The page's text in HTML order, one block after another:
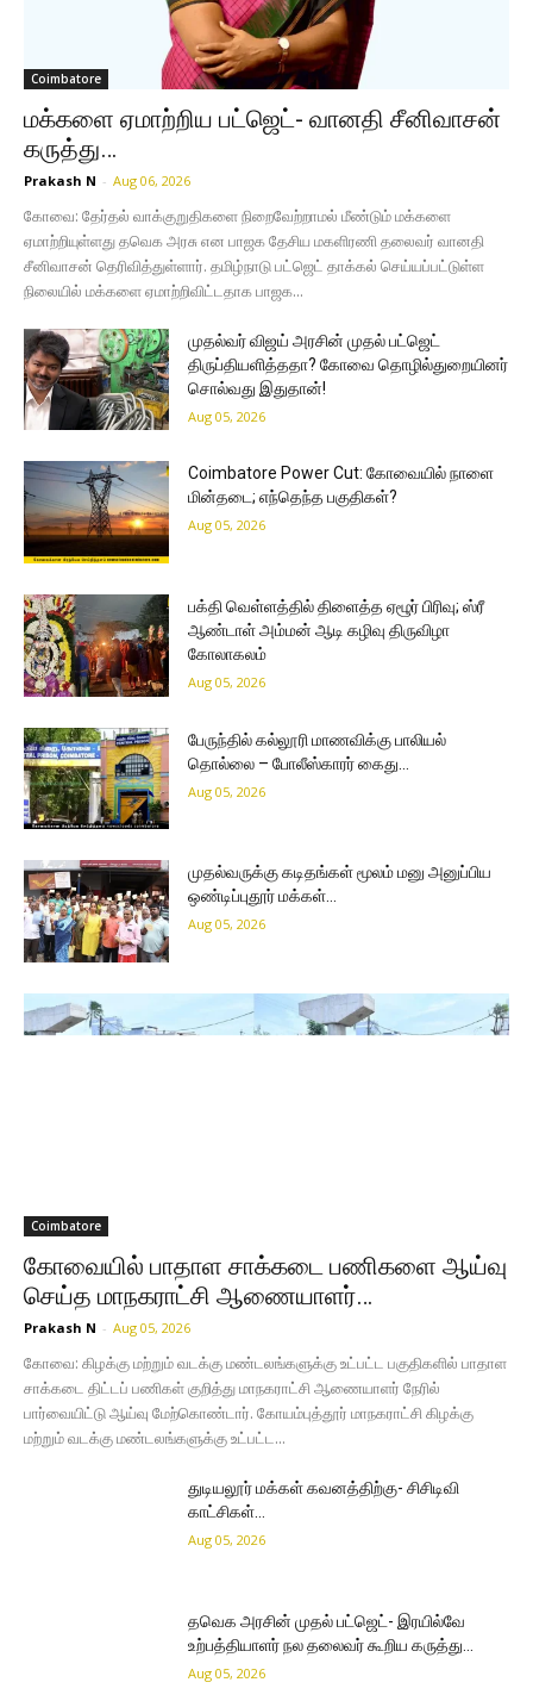
Coimbatore
மக்களை ஏமாற்றிய பட்ஜெட்- வானதி சீனிவாசன்
கருத்து…
Prakash N - Aug 06, 2026
கோவை: தேர்தல் வாக்குறுதிகளை நிறைவேற்றாமல் மீண்டும் மக்களை
ஏமாற்றியுள்ளது தவெக அரசு என பாஜக தேசிய மகளிரணி தலைவர் வானதி
சீனிவாசன் தெரிவித்துள்ளார். தமிழ்நாடு பட்ஜெட் தாக்கல் செய்யப்பட்டுள்ள
நிலையில் மக்களை ஏமாற்றிவிட்டதாக பாஜக...
முதல்வர் விஜய் அரசின் முதல் பட்ஜெட்
திருப்தியளித்ததா? கோவை தொழில்துறையினர்
சொல்வது இதுதான்!
Aug 05, 2026
Coimbatore Power Cut: கோவையில் நாளை
மின்தடை; எந்தெந்த பகுதிகள்?
Aug 05, 2026
பக்தி வெள்ளத்தில் திளைத்த ஏழூர் பிரிவு; ஸ்ரீ
ஆண்டாள் அம்மன் ஆடி கழிவு திருவிழா
கோலாகலம்
Aug 05, 2026
பேருந்தில் கல்லூரி மாணவிக்கு பாலியல்
தொல்லை – போலீஸ்காரர் கைது…
Aug 05, 2026
முதல்வருக்கு கடிதங்கள் மூலம் மனு அனுப்பிய
ஒண்டிப்புதூர் மக்கள்…
Aug 05, 2026
Coimbatore
கோவையில் பாதாள சாக்கடை பணிகளை ஆய்வு
செய்த மாநகராட்சி ஆணையாளர்…
Prakash N - Aug 05, 2026
கோவை: கிழக்கு மற்றும் வடக்கு மண்டலங்களுக்கு உட்பட்ட பகுதிகளில் பாதாள
சாக்கடை திட்டப் பணிகள் குறித்து மாநகராட்சி ஆணையாளர் நேரில்
பார்வையிட்டு ஆய்வு மேற்கொண்டார். கோயம்புத்தூர் மாநகராட்சி கிழக்கு
மற்றும் வடக்கு மண்டலங்களுக்கு உட்பட்ட...
துடியலூர் மக்கள் கவனத்திற்கு- சிசிடிவி
காட்சிகள்…
Aug 05, 2026
தவெக அரசின் முதல் பட்ஜெட்- இரயில்வே
உற்பத்தியாளர் நல தலைவர் கூறிய கருத்து…
Aug 05, 2026